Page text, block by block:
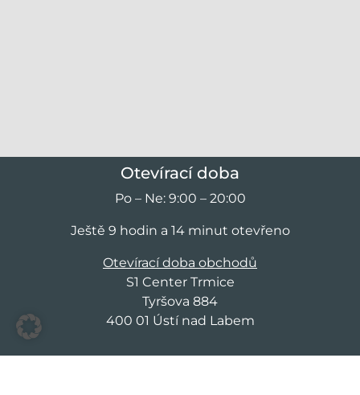
Otevírací doba
Po – Ne: 9:00 – 20:00
Ještě 9 hodin a 14 minut otevřeno
Otevírací doba obchodů
S1 Center Trmice
Tyršova 884
400 01 Ústí nad Labem